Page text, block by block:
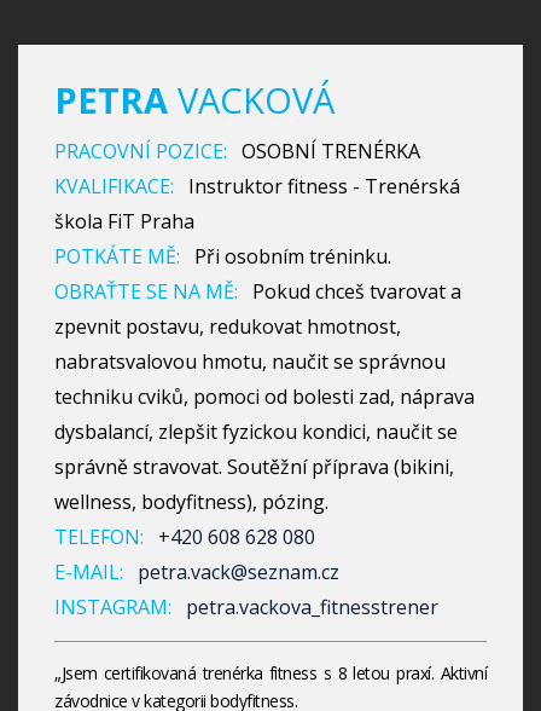
PETRA VACKOVÁ
PRACOVNÍ POZICE: OSOBNÍ TRENÉRKA
KVALIFIKACE:
Instruktor fitness - Trenérská
škola FiT Praha
POTKÁTE MĚ:
Při osobním tréninku.
OBRAŤTE SE NA MĚ:
Pokud chceš tvarovat a
zpevnit postavu, redukovat hmotnost,
nabratsvalovou hmotu, naučit se správnou
techniku cviků, pomoci od bolesti zad, náprava
dysbalancí, zlepšit fyzickou kondici, naučit se
správně stravovat. Soutěžní příprava (bikini,
wellness, bodyfitness), pózing.
TELEFON:
+420 608 628 080
E-MAIL:
petra.vack@seznam.cz
INSTAGRAM:
petra.vackova_fitnesstrener
„Jsem certifikovaná trenérka fitness s 8 letou praxí. Aktivní
závodnice v kategorii bodyfitness.